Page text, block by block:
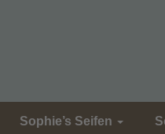
Sophie’s Seifen